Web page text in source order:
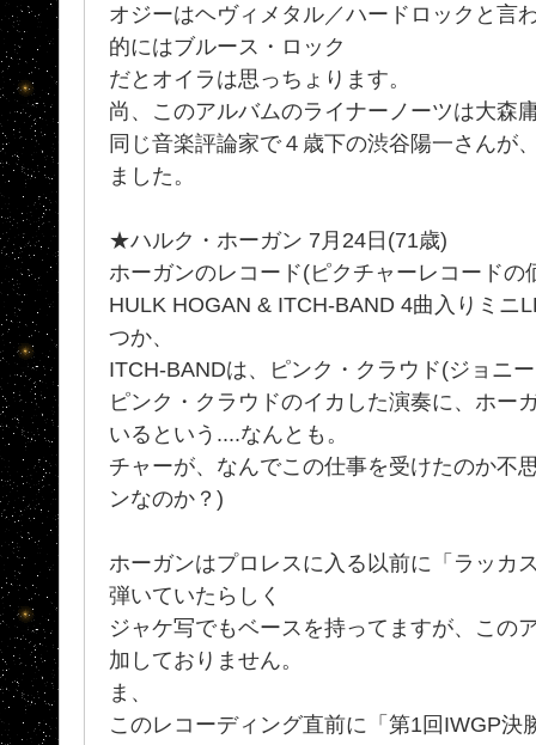
オジーはヘヴィメタル／ハードロックと言
的にはブルース・ロック
だとオイラは思っちょります。
尚、このアルバムのライナーノーツは大森
同じ音楽評論家で４歳下の渋谷陽一さんが
ました。
★ハルク・ホーガン 7月24日(71歳)
ホーガンのレコード(ピクチャーレコードの
HULK HOGAN & ITCH-BAND 4曲入りミニ
つか、
ITCH-BANDは、ピンク・クラウド(ジョニ
ピンク・クラウドのイカした演奏に、ホー
いるという....なんとも。
チャーが、なんでこの仕事を受けたのか不
ンなのか？)
ホーガンはプロレスに入る以前に「ラッカ
弾いていたらしく
ジャケ写でもベースを持ってますが、この
加しておりません。
ま、
このレコーディング直前に「第1回IWGP決